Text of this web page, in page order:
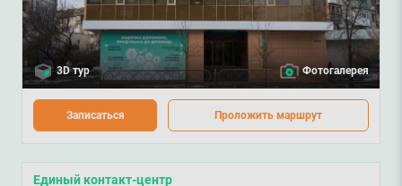
3D тур Фотогалерея
Записаться Проложить маршрут
Единый контакт-центр